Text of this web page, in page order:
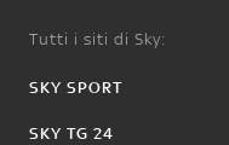
Tutti i siti di Sky:
SKY SPORT
SKY TG 24